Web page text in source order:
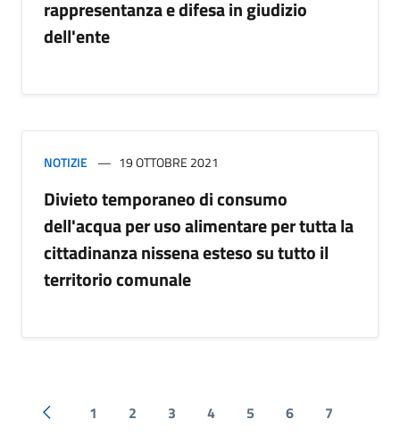
rappresentanza e difesa in giudizio
dell'ente
NOTIZIE 19 OTTOBRE 2021
Divieto temporaneo di consumo
dell'acqua per uso alimentare per tutta la
cittadinanza nissena esteso su tutto il
territorio comunale
Pagina precedente
1 2 3 4 5 6
7